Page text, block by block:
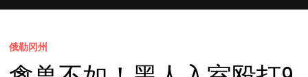
俄勒冈州